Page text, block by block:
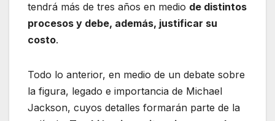
tendrá más de tres años en medio de distintos
procesos y debe, además, justificar su
costo.
Todo lo anterior, en medio de un debate sobre
la figura, legado e importancia de Michael
Jackson, cuyos detalles formarán parte de la